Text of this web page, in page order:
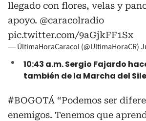
llegado con flores, velas y
apoyo. @caracolradio
pic.twitter.com/9aGjkFF1Sx
— ÚltimaHoraCaracol (@UltimaHoraCR)
10:43 a.m. Sergio Fajardo
también de la Marcha del
#BOGOTÁ “Podemos ser
enemigos. Tenemos que